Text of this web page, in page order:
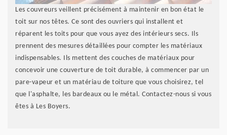
Les couvreurs veillent précisément à maintenir en bon état le
toit sur nos têtes. Ce sont des ouvriers qui installent et
réparent les toits pour que vous ayez des intérieurs secs. Ils
prennent des mesures détaillées pour compter les matériaux
indispensables. Ils mettent des couches de matériaux pour
concevoir une couverture de toit durable, à commencer par un
pare-vapeur et un matériau de toiture que vous choisirez, tel
que l'asphalte, les bardeaux ou le métal. Contactez-nous si vous
êtes à Les Boyers.